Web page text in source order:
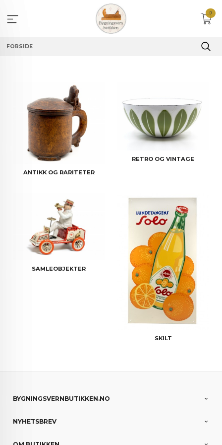
innholdet
0
FORSIDE
ANTIKK OG RARITETER
RETRO OG VINTAGE
SAMLEOBJEKTER
SKILT
BYGNINGSVERNBUTIKKEN.NO
NYHETSBREV